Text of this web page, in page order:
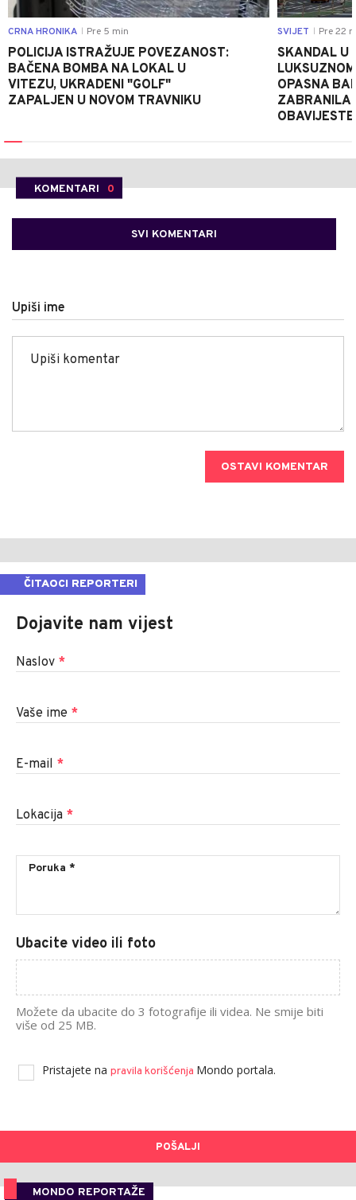
CRNA HRONIKA Pre 5 min
POLICIJA ISTRAŽUJE POVEZANOST:
BAČENA BOMBA NA LOKAL U
VITEZU, UKRADENI "GOLF"
ZAPALJEN U NOVOM TRAVNIKU
SVIJET Pre 22
SKANDAL U
OPASNA
ZABRANILA
KOMENTARI 0
SVI KOMENTARI
Upiši ime
OSTAVI KOMENTAR
ČITAOCI REPORTERI
Dojavite nam vijest
Naslov *
Vaše ime *
E-mail *
Lokacija *
Ubacite video ili foto
Možete da ubacite do 3 fotografije ili videa. Ne smije biti
više od 25 MB.
Pristajete na pravila korišćenja Mondo portala.
POŠALJI
MONDO REPORTAŽE